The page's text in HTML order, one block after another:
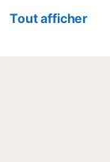
Tout afficher